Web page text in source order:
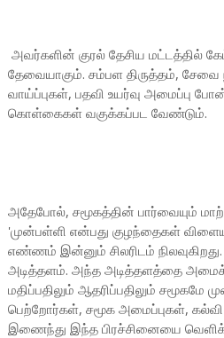
அவர்களின் குரல் தேசிய மட்டத்தில்
தேவையாகும். சம்பள திருத்தம், சேவை
வாய்ப்புகள், பதவி உயர்வு அமைப்பு
கொள்கைகள் வகுக்கப்பட வேண்டும்.
அதேபோல், சமூகத்தின் பார்வையும்
'முன்பள்ளி என்பது குழந்தைகள்
எண்ணம் இன்னும் சிலரிடம்
அடித்தளம். அந்த அடித்தளத்தை
மதிப்பதிலும் ஆதரிப்பதிலும்
பெற்றோர்கள், சமூக அமைப்புகள்,
இணைந்து இந்த பிரச்சினையை